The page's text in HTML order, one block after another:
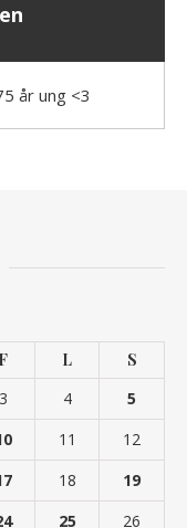
år ung <3
F L
S
3 4
5
11
12
18
19
25 26